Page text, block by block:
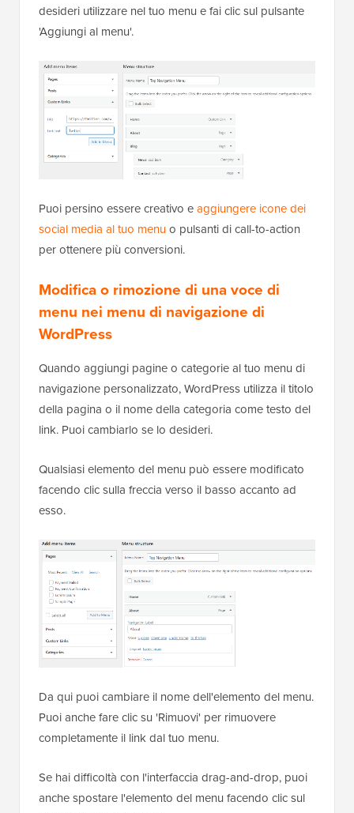
desideri utilizzare nel tuo menu e fai clic sul pulsante
'Aggiungi al menu'.
Puoi persino essere creativo eaggiungere icone dei
social media al tuo menuo pulsanti di call-to-action
per ottenere più conversioni.
Modifica o rimozione di una voce di
menu nei menu di navigazione di
WordPress
Quando aggiungi pagine o categorie al tuo menu di
navigazione personalizzato, WordPress utilizza il titolo
della pagina o il nome della categoria come testo del
link. Puoi cambiarlo se lo desideri.
Qualsiasi elemento del menu può essere modificato
facendo clic sulla freccia verso il basso accanto ad
esso.
Da qui puoi cambiare il nome dell'elemento del menu.
Puoi anche fare clic su 'Rimuovi' per rimuovere
completamente il link dal tuo menu.
Se hai difficoltà con l'interfaccia drag-and-drop, puoi
anche spostare l'elemento del menu facendo clic sul